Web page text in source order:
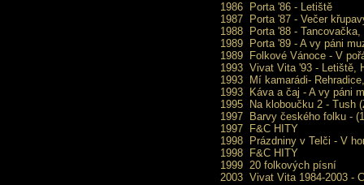
1986 Porta '86 - Letiště
1987
Porta '87 - Večer
1988
Porta '88 -
1989
Porta '89 - A vy páni
1989
Folkové Vánoce - V
1993 Vivat Vita '93 - Letiště,
1993
Mí kamarádi- Rehradice
1993
Káva a čaj - A vy páni
1995
Na kloboučku 2 - Tush
1997
Barvy českého folku -
1997
F&C HITY
1998
Prázdniny v Telči - V
1998
F&C HITY
1999 20 folkových písní
2003 Vivat Vita 1984-2003 -